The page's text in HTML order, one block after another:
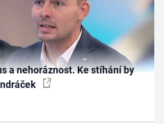
a nehoráznost. Ke stíhání by